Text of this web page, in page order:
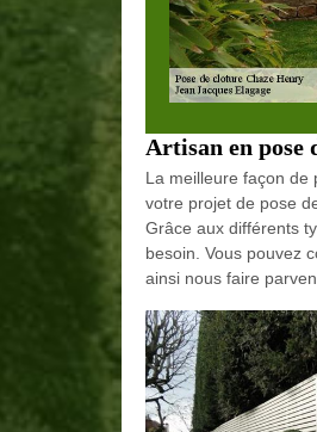
Artisan en pose
La meilleure façon de
votre projet de pose
Grâce aux différents
besoin. Vous pouvez
ainsi nous faire